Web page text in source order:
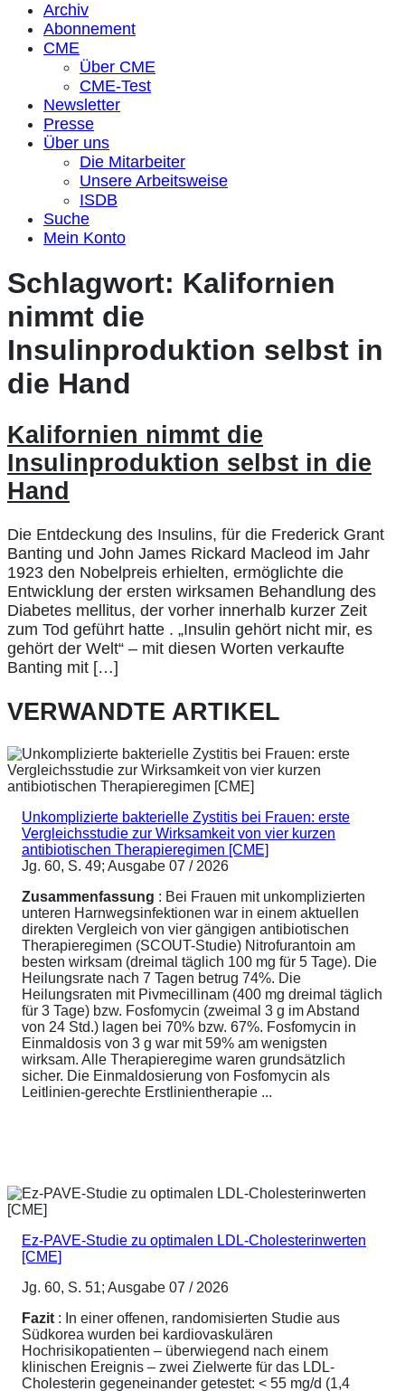
Archiv
Abonnement
CME
Über CME
CME-Test
Newsletter
Presse
Über uns
Die Mitarbeiter
Unsere Arbeitsweise
ISDB
Suche
Mein Konto
Schlagwort: Kalifornien
nimmt die
Insulinproduktion selbst in
die Hand
Kalifornien nimmt die
Insulinproduktion selbst in die
Hand
Die Entdeckung des Insulins, für die Frederick Grant
Banting und John James Rickard Macleod im Jahr
1923 den Nobelpreis erhielten, ermöglichte die
Entwicklung der ersten wirksamen Behandlung des
Diabetes mellitus, der vorher innerhalb kurzer Zeit
zum Tod geführt hatte . „Insulin gehört nicht mir, es
gehört der Welt“ – mit diesen Worten verkaufte
Banting mit […]
VERWANDTE ARTIKEL
Unkomplizierte bakterielle Zystitis bei Frauen: erste
Vergleichsstudie zur Wirksamkeit von vier kurzen
antibiotischen Therapieregimen [CME]
Jg. 60, S. 49; Ausgabe 07 / 2026
Zusammenfassung : Bei Frauen mit unkomplizierten
unteren Harnwegsinfektionen war in einem aktuellen
direkten Vergleich von vier gängigen antibiotischen
Therapieregimen (SCOUT-Studie) Nitrofurantoin am
besten wirksam (dreimal täglich 100 mg für 5 Tage). Die
Heilungsrate nach 7 Tagen betrug 74%. Die
Heilungsraten mit Pivmecillinam (400 mg dreimal täglich
für 3 Tage) bzw. Fosfomycin (zweimal 3 g im Abstand
von 24 Std.) lagen bei 70% bzw. 67%. Fosfomycin in
Einmaldosis von 3 g war mit 59% am wenigsten
wirksam. Alle Therapieregime waren grundsätzlich
sicher. Die Einmaldosierung von Fosfomycin als
Leitlinien-gerechte Erstlinientherapie ...
Ez-PAVE-Studie zu optimalen LDL-Cholesterinwerten
[CME]
Jg. 60, S. 51; Ausgabe 07 / 2026
Fazit : In einer offenen, randomisierten Studie aus
Südkorea wurden bei kardiovaskulären
Hochrisikopatienten – überwiegend nach einem
klinischen Ereignis – zwei Zielwerte für das LDL-
Cholesterin gegeneinander getestet: < 55 mg/d (1,4